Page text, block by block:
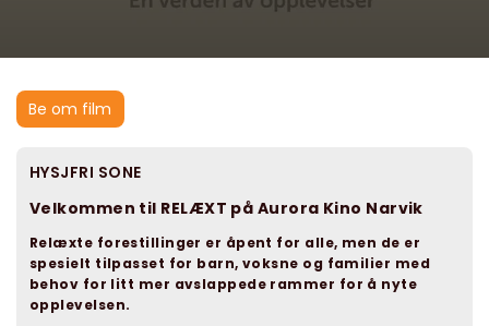
Be om film
HYSJFRI SONE
Velkommen til RELÆXT på Aurora Kino Narvik
Relæxte forestillinger er åpent for alle, men de er
spesielt tilpasset for barn, voksne og familier med
behov for litt mer avslappede rammer for å nyte
opplevelsen.